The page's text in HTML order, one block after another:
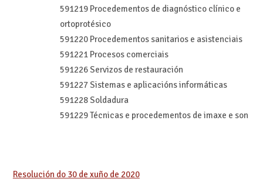
591219 Procedementos de diagnóstico clínico e
ortoprotésico
591220 Procedementos sanitarios e asistenciais
591221 Procesos comerciais
591226 Servizos de restauración
591227 Sistemas e aplicacións informáticas
591228 Soldadura
591229 Técnicas e procedementos de imaxe e son
Resolución do 30 de xuño de 2020